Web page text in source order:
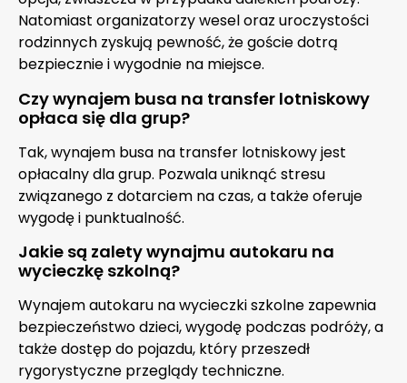
Natomiast organizatorzy wesel oraz uroczystości
rodzinnych zyskują pewność, że goście dotrą
bezpiecznie i wygodnie na miejsce.
Czy wynajem busa na transfer lotniskowy
opłaca się dla grup?
Tak, wynajem busa na transfer lotniskowy jest
opłacalny dla grup. Pozwala uniknąć stresu
związanego z dotarciem na czas, a także oferuje
wygodę i punktualność.
Jakie są zalety wynajmu autokaru na
wycieczkę szkolną?
Wynajem autokaru na wycieczki szkolne zapewnia
bezpieczeństwo dzieci, wygodę podczas podróży, a
także dostęp do pojazdu, który przeszedł
rygorystyczne przeglądy techniczne.